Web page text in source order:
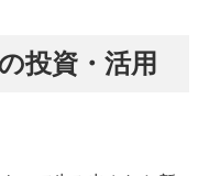
投資・活用